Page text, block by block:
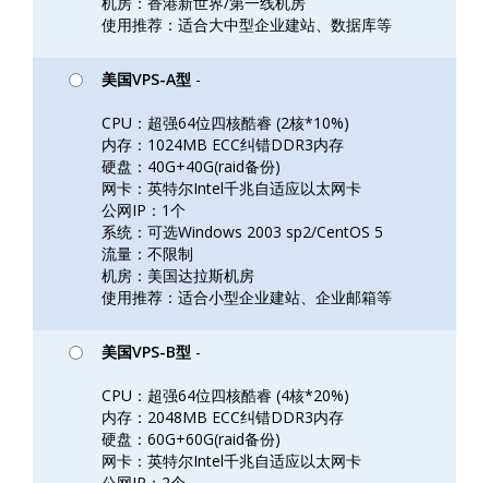
使用推荐：适合大中型企业建站、数据库等
美国VPS-A型 -
CPU：超强64位四核酷睿 (2核*10%)
内存：1024MB ECC纠错DDR3内存
硬盘：40G+40G(raid备份)
网卡：英特尔Intel千兆自适应以太网卡
公网IP：1个
系统：可选Windows 2003 sp2/CentOS 5
流量：不限制
机房：美国达拉斯机房
使用推荐：适合小型企业建站、企业邮箱等
美国VPS-B型 -
CPU：超强64位四核酷睿 (4核*20%)
内存：2048MB ECC纠错DDR3内存
硬盘：60G+60G(raid备份)
网卡：英特尔Intel千兆自适应以太网卡